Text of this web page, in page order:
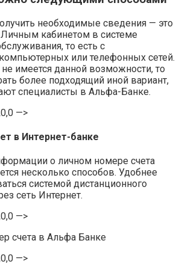
необходимые сведения — это
Личным кабинетом в системе
то есть с
или телефонных сетей.
имеется данной возможности, то
более подходящий иной вариант,
специалисты в Альфа-Банке.
—>
в Интернет-банке
о личном номере счета
несколько способов. Удобнее
системой дистанционного
сеть Интернет.
—>
—>